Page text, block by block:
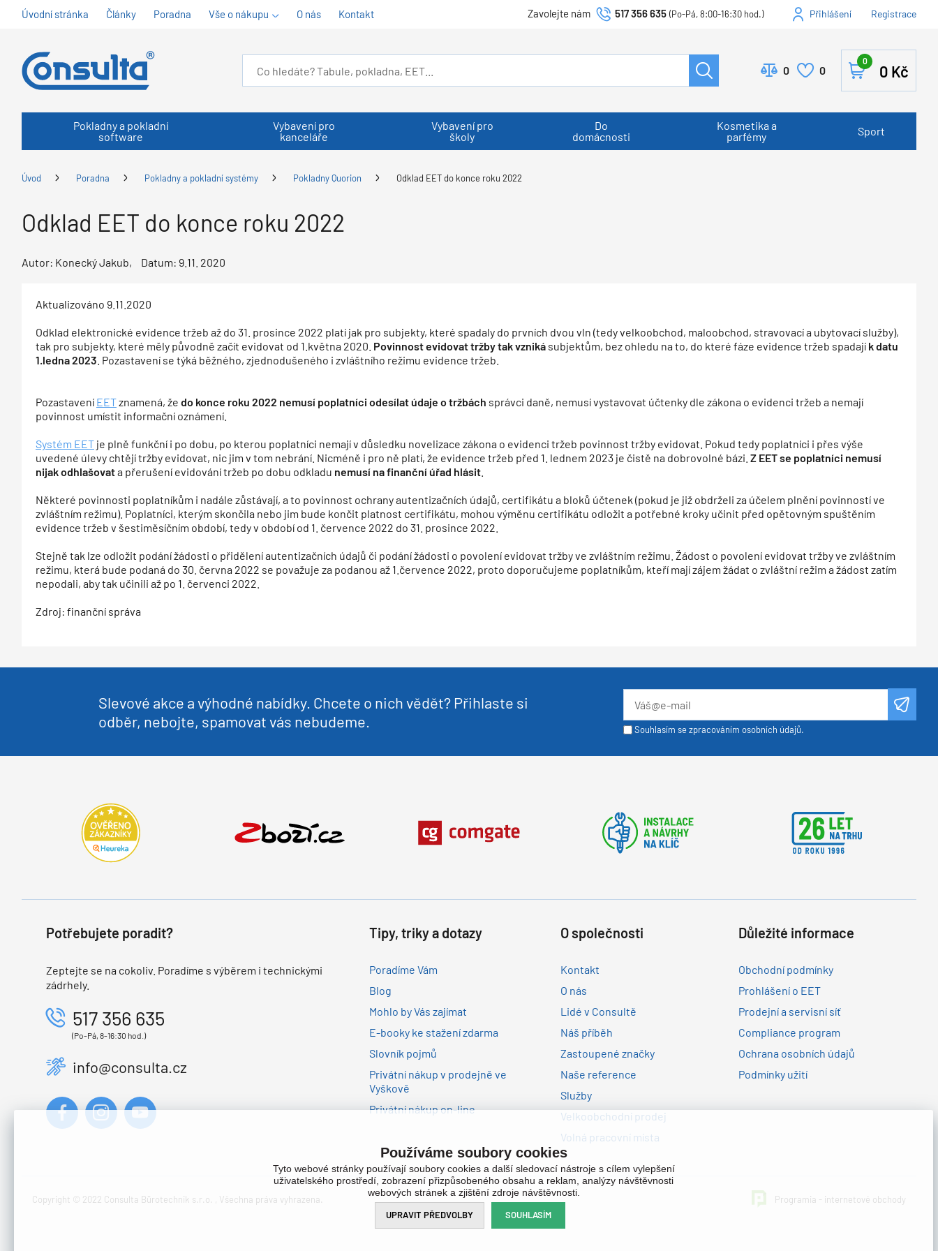
Úvodní stránka Články Poradna Vše o nákupu O nás Kontakt Zavolejte nám 517 356 635 (Po-Pá, 8:00-16:30 hod.) Přihlášení Registrace
0 0 0 Kč
0
Pokladny a pokladní
software
Vybavení pro
kanceláře
Vybavení pro
školy
Do
domácnosti
Kosmetika a
parfémy
Sport
Úvod Poradna Pokladny a pokladní systémy Pokladny Quorion Odklad EET do konce roku 2022
Odklad EET do konce roku 2022
Autor: Konecký Jakub Datum: 9.11. 2020
Aktualizováno 9.11.2020
Odklad elektronické evidence tržeb až do 31. prosince 2022 platí jak pro subjekty, které spadaly do prvních dvou vln (tedy velkoobchod, maloobchod, stravovací a ubytovací služby),
tak pro subjekty, které měly původně začít evidovat od 1.května 2020. Povinnost evidovat tržby tak vzniká subjektům, bez ohledu na to, do které fáze evidence tržeb spadají k datu
1.ledna 2023 . Pozastavení se týká běžného, zjednodušeného i zvláštního režimu evidence tržeb.
Pozastavení EETznamená, že do konce roku 2022 nemusí poplatníci odesílat údaje o tržbách správci daně, nemusí vystavovat účtenky dle zákona o evidenci tržeb a nemají
povinnost umístit informační oznámení.
Systém EET je plně funkční i po dobu, po kterou poplatníci nemají v důsledku novelizace zákona o evidenci tržeb povinnost tržby evidovat. Pokud tedy poplatníci i přes výše
uvedené úlevy chtějí tržby evidovat, nic jim v tom nebrání. Nicméně i pro ně platí, že evidence tržeb před 1. lednem 2023 je čistě na dobrovolné bázi. Z EET se poplatníci nemusí
nijak odhlašovata přerušení evidování tržeb po dobu odkladu nemusí na finanční úřad hlásit
Některé povinnosti poplatníkům i nadále zůstávají, a to povinnost ochrany autentizačních údajů, certifikátu a bloků účtenek (pokud je již obdrželi za účelem plnění povinností ve
zvláštním režimu). Poplatníci, kterým skončila nebo jim bude končit platnost certifikátu, mohou výměnu certifikátu odložit a potřebné kroky učinit před opětovným spuštěním
evidence tržeb v šestiměsíčním období, tedy v období od 1. července 2022 do 31. prosince 2022.
Stejně tak lze odložit podání žádosti o přidělení autentizačních údajů či podání žádosti o povolení evidovat tržby ve zvláštním režimu. Žádost o povolení evidovat tržby ve zvláštním
režimu, která bude podaná do 30. června 2022 se považuje za podanou až 1.července 2022, proto doporučujeme poplatníkům, kteří mají zájem žádat o zvláštní režim a žádost zatím
nepodali, aby tak učinili až po 1. červenci 2022.
Zdroj: finanční správa
Slevové akce a výhodné nabídky. Chcete o nich vědět? Přihlaste si
odběr, nebojte, spamovat vás nebudeme.
Souhlasím se zpracováním osobních údajů.
Potřebujete poradit?
Zeptejte se na cokoliv. Poradíme s výběrem i technickými
zádrhely.
517 356 635
(Po-Pá, 8-16:30 hod.)
info@consulta.cz
Tipy, triky a dotazy
Poradíme Vám
Blog
Mohlo by Vás zajímat
E-booky ke stažení zdarma
Slovník pojmů
Privátní nákup v prodejně ve
Vyškově
Privátní nákup on-line
O společnosti
Kontakt
O nás
Lidé v Consultě
Náš příběh
Zastoupené značky
Naše reference
Služby
Velkoobchodní prodej
Volná pracovní místa
Důležité informace
Obchodní podmínky
Prohlášení o EET
Prodejní a servisní síť
Compliance program
Ochrana osobních údajů
Podmínky užití
Copyright © 2022 Consulta Bürotechnik s.r.o. , Všechna práva vyhrazena. Programia - internetové obchody
Používáme soubory cookies
Tyto webové stránky používají soubory cookies a další sledovací nástroje s cílem vylepšení
uživatelského prostředí, zobrazení přizpůsobeného obsahu a reklam, analýzy návštěvnosti
webových stránek a zjištění zdroje návštěvnosti.
UPRAVIT PŘEDVOLBY SOUHLASÍM